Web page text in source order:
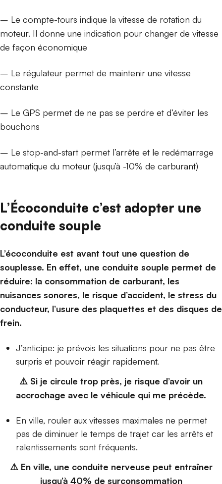
– Le compte-tours indique la vitesse de rotation du
moteur. Il donne une indication pour changer de vitesse
de façon économique
– Le régulateur permet de maintenir une vitesse
constante
– Le GPS permet de ne pas se perdre et d’éviter les
bouchons
– Le stop-and-start permet l’arrête et le redémarrage
automatique du moteur (jusqu’à -10% de carburant)
L’Écoconduite c’est adopter une
conduite souple
L’écoconduite est avant tout une question de
souplesse. En effet, une conduite souple permet de
réduire: la consommation de carburant, les
nuisances sonores, le risque d’accident, le stress du
conducteur, l’usure des plaquettes et des disques de
frein.
J’anticipe: je prévois les situations pour ne pas être
surpris et pouvoir réagir rapidement.
⚠️ Si je circule trop près, je risque d’avoir un
accrochage avec le véhicule qui me précède.
En ville, rouler aux vitesses maximales ne permet
pas de diminuer le temps de trajet car les arrêts et
ralentissements sont fréquents.
⚠️ En ville, une conduite nerveuse peut entraîner
jusqu’à 40% de surconsommation